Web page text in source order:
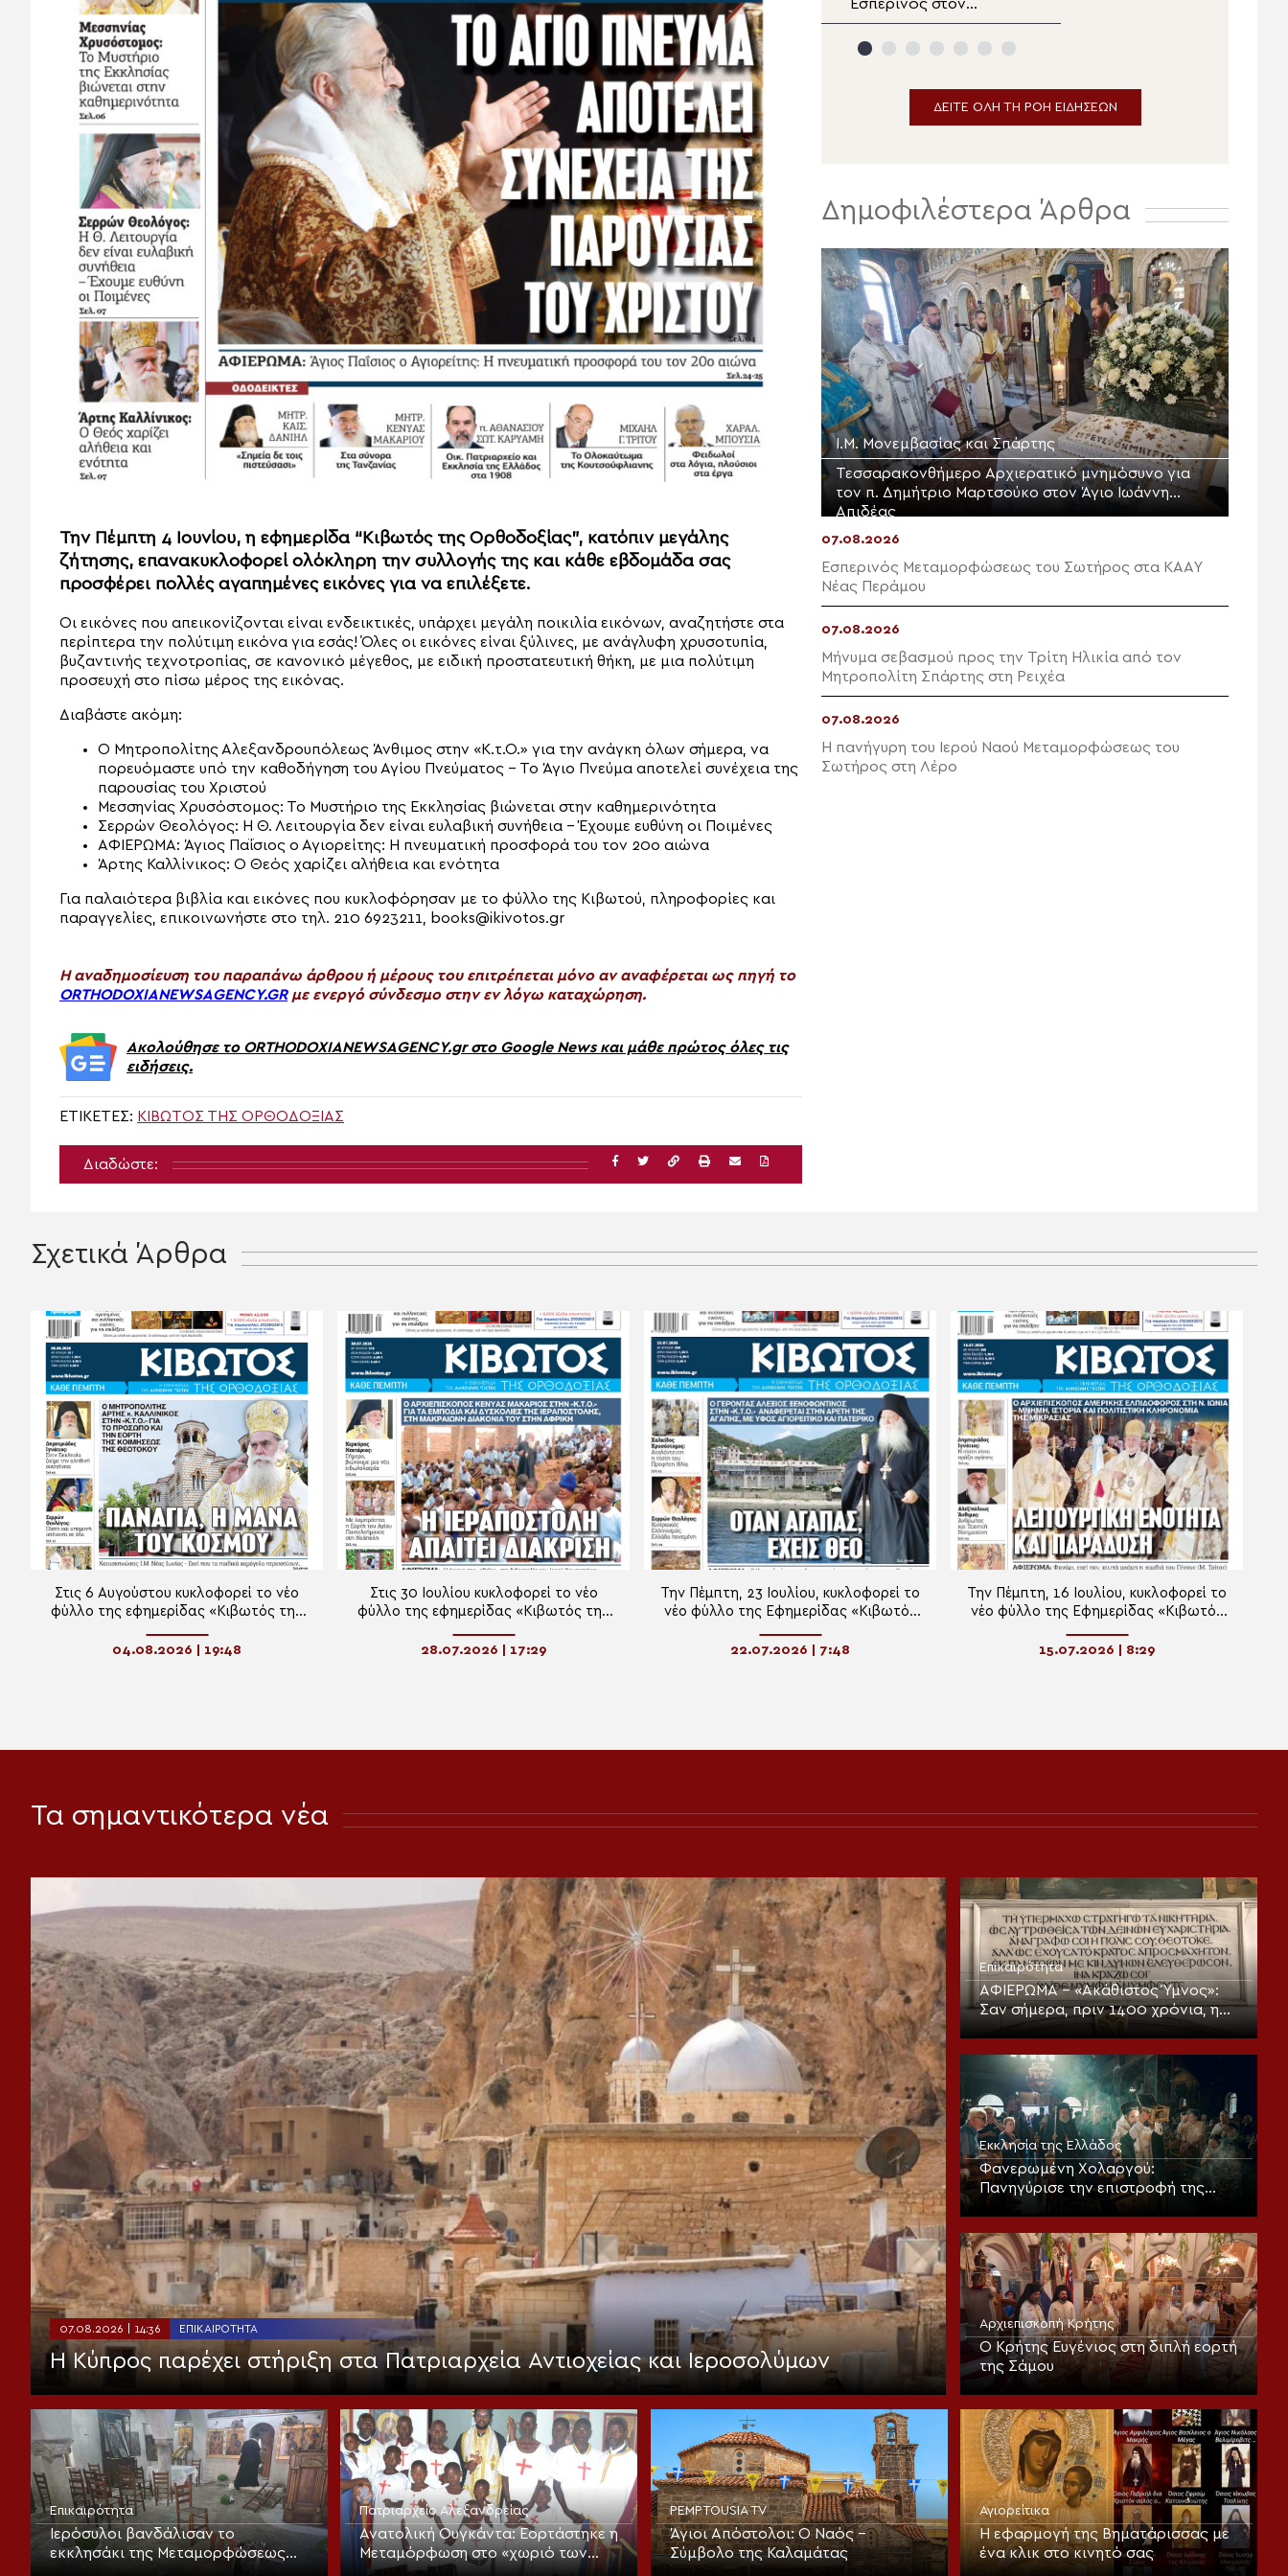
Την Πέμπτη 4 Ιουνίου, η εφημερίδα “Κιβωτός της Ορθοδοξίας”, κατόπιν μεγάλης
ζήτησης, επανακυκλοφορεί ολόκληρη την συλλογής της και κάθε εβδομάδα σας
προσφέρει πολλές αγαπημένες εικόνες για να επιλέξετε.
Οι εικόνες που απεικονίζονται είναι ενδεικτικές, υπάρχει μεγάλη ποικιλία εικόνων, αναζητήστε στα
περίπτερα την πολύτιμη εικόνα για εσάς! Όλες οι εικόνες είναι ξύλινες, με ανάγλυφη χρυσοτυπία,
βυζαντινής τεχνοτροπίας, σε κανονικό μέγεθος, με ειδική προστατευτική θήκη, με μια πολύτιμη
προσευχή στο πίσω μέρος της εικόνας.
Διαβάστε ακόμη:
Ο Μητροπολίτης Αλεξανδρουπόλεως Άνθιμος στην «Κ.τ.Ο.» για την ανάγκη όλων σήμερα, να
πορευόμαστε υπό την καθοδήγηση του Αγίου Πνεύματος – Το Άγιο Πνεύμα αποτελεί συνέχεια της
παρουσίας του Χριστού
Μεσσηνίας Χρυσόστομος: Το Μυστήριο της Εκκλησίας βιώνεται στην καθημερινότητα
Σερρών Θεολόγος: Η Θ. Λειτουργία δεν είναι ευλαβική συνήθεια – Έχουμε ευθύνη οι Ποιμένες
ΑΦΙΕΡΩΜΑ: Άγιος Παΐσιος ο Αγιορείτης: Η πνευματική προσφορά του τον 20ο αιώνα
Άρτης Καλλίνικος: Ο Θεός χαρίζει αλήθεια και ενότητα
Για παλαιότερα βιβλία και εικόνες που κυκλοφόρησαν με το φύλλο της Κιβωτού, πληροφορίες και
παραγγελίες, επικοινωνήστε στο τηλ. 210 6923211, books@ikivotos.gr
H αναδημοσίευση του παραπάνω άρθρου ή μέρους του επιτρέπεται μόνο αν αναφέρεται ως πηγή το
ORTHODOXIANEWSAGENCY.GRμε ενεργό σύνδεσμο στην εν λόγω καταχώρηση.
Ακολούθησε το ORTHODOXIANEWSAGENCY.gr στο Google News και μάθε πρώτος όλες τις
ειδήσεις.
ΕΤΙΚΈΤΕΣ: ΚΙΒΩΤΌΣ ΤΗΣ ΟΡΘΟΔΟΞΊΑΣ
Διαδώστε:
διπλή εορτή της Σάμου
Εσπερινός στον
πανηγυρίζοντα
Μητροπολιτικό Ναό της
ΔΕΙΤΕ ΟΛΗ ΤΗ ΡΟΗ ΕΙΔΗΣΕΩΝ
Δημοφιλέστερα Άρθρα
Ι.Μ. Μονεμβασίας και Σπάρτης
Τεσσαρακονθήμερο Αρχιερατικό μνημόσυνο για
τον π. Δημήτριο Μαρτσούκο στον Άγιο Ιωάννη
Απιδέας
07.08.2026
Εσπερινός Μεταμορφώσεως του Σωτήρος στα ΚΑΑΥ
Νέας Περάμου
07.08.2026
Μήνυμα σεβασμού προς την Τρίτη Ηλικία από τον
Μητροπολίτη Σπάρτης στη Ρειχέα
07.08.2026
Η πανήγυρη του Ιερού Ναού Μεταμορφώσεως του
Σωτήρος στη Λέρο
Σχετικά Άρθρα
Στις 6 Αυγούστου κυκλοφορεί το νέο
φύλλο της εφημερίδας «Κιβωτός της
04.08.2026 | 19:48
Στις 30 Ιουλίου κυκλοφορεί το νέο
φύλλο της εφημερίδας «Κιβωτός της
28.07.2026 | 17:29
Την Πέμπτη, 23 Ιουλίου, κυκλοφορεί το
νέο φύλλο της Εφημερίδας «Κιβωτός
22.07.2026 | 7:48
Την Πέμπτη, 16 Ιουλίου, κυκλοφορεί το
νέο φύλλο της Εφημερίδας «Κιβωτός
15.07.2026 | 8:29
Τα σημαντικότερα νέα
07.08.2026 | 14:36 ΕΠΙΚΑΙΡΌΤΗΤΑ
Η Κύπρος παρέχει στήριξη στα Πατριαρχεία Αντιοχείας και Ιεροσολύμων
Επικαιρότητα
ΑΦΙΕΡΩΜΑ – «Ακάθιστος Ύμνος»:
Σαν σήμερα, πριν 1400 χρόνια, η
πρώτη ψαλμώδηση της
Εκκλησίας
Εκκλησία της Ελλάδος
Φανερωμένη Χολαργού:
Πανηγύρισε την επιστροφή της
παλαιάς ιεράς Λειψανοθήκης –
Επισκόπου Χριστουπόλεως
Αρχιεπισκοπή Κρήτης
Ο Κρήτης Ευγένιος στη διπλή εορτή
της Σάμου
Επικαιρότητα
Ιερόσυλοι βανδάλισαν το
εκκλησάκι της Μεταμορφώσεως
Πατριαρχείο Αλεξανδρείας
Ανατολική Ουγκάντα: Εορτάστηκε η
Μεταμόρφωση στο «χωριό των
Λαρισαίων» με νέα ομαδική
PEMPTOUSIA TV
Άγιοι Απόστολοι: Ο Ναός –
Σύμβολο της Καλαμάτας
Αγιορείτικα
Η εφαρμογή της Βηματάρισσας με
ένα κλικ στο κινητό σας